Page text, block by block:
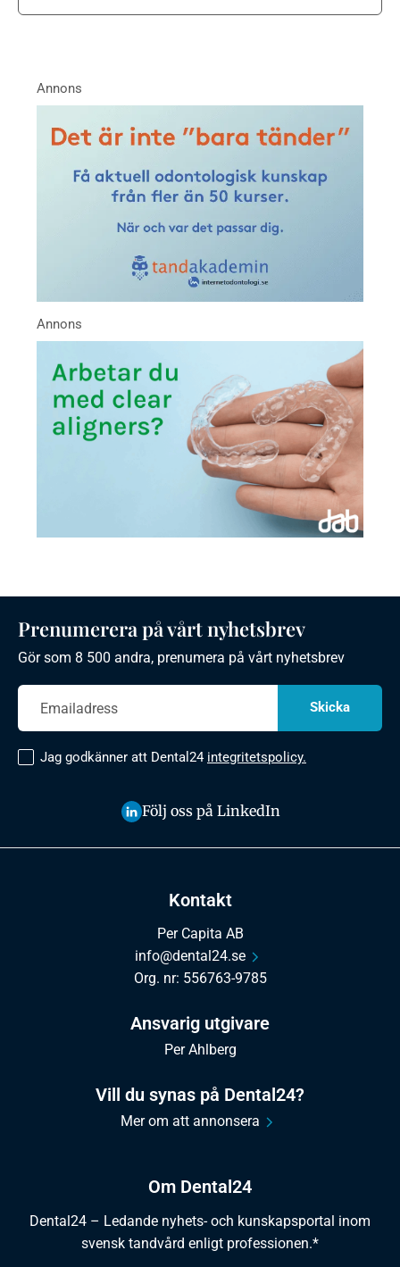
Om Dental24
Dental24 – Ledande nyhets- och kunskapsportal inom
svensk tandvård enligt professionen.*
Kontakt
Per Capita AB
info@dental24.se
Org. nr: 556763-9785
Ansvarig utgivare
Per Ahlberg
Vill du synas på Dental24?
Mer om att annonsera
Prenumerera på vårt nyhetsbrev
Gör som 8 500 andra, prenumera på vårt nyhetsbrev
Jag godkänner att Dental24 integritetspolicy.
Följ oss på LinkedIn